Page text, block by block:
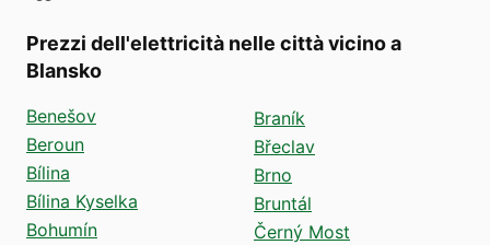
Prezzi dell'elettricità nelle città vicino a
Blansko
Benešov
Beroun
Bílina
Bílina Kyselka
Bohumín
Braník
Břeclav
Brno
Bruntál
Černý Most